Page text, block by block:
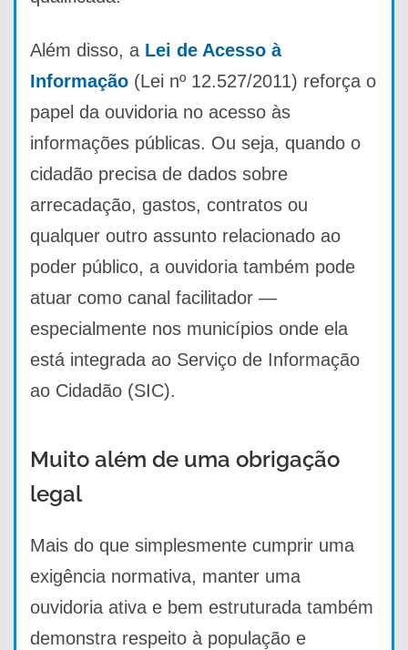
Além disso, a Lei de Acesso à
Informação (Lei nº 12.527/2011) reforça o
papel da ouvidoria no acesso às
informações públicas. Ou seja, quando o
cidadão precisa de dados sobre
arrecadação, gastos, contratos ou
qualquer outro assunto relacionado ao
poder público, a ouvidoria também pode
atuar como canal facilitador —
especialmente nos municípios onde ela
está integrada ao Serviço de Informação
ao Cidadão (SIC).
Muito além de uma obrigação
legal
Mais do que simplesmente cumprir uma
exigência normativa, manter uma
ouvidoria ativa e bem estruturada também
demonstra respeito à população e